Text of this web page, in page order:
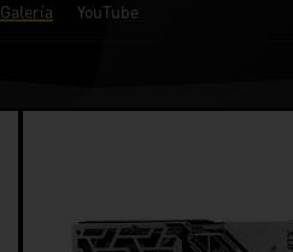
Galería YouTube